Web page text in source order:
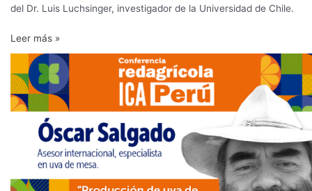
del Dr. Luis Luchsinger, investigador de la Universidad de Chile.
Leer más »
Expondrán
sobre
el
potencial
productor
de